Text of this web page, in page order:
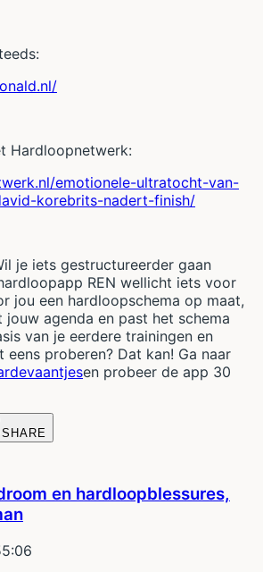
Hardloopnetwerk:
emotionele-ultratocht-van-
korebrits-nadert-finish/
je iets gestructureerder gaan
REN wellicht iets voor
jou een hardloopschema op maat,
agenda en past het schema
van je eerdere trainingen en
eens proberen? Dat kan! Ga naar
en probeer de app 30
SHARE
en hardloopblessures,